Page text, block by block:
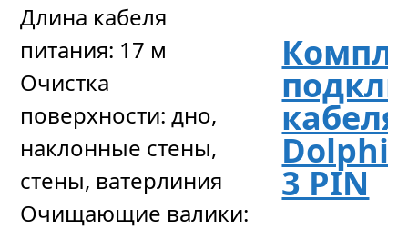
Длина кабеля
питания: 17 м
Очистка
поверхности: дно,
наклонные стены,
стены, ватерлиния
Очищающие валики:
кабеля
3 PIN